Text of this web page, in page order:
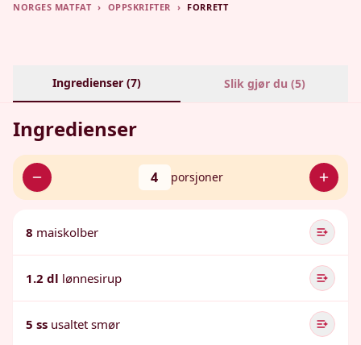
NORGES MATFAT › OPPSKRIFTER › FORRETT
Ingredienser (7) Slik gjør du (5)
Ingredienser
4 porsjoner
8 maiskolber
1.2 dl lønnesirup
5 ss usaltet smør